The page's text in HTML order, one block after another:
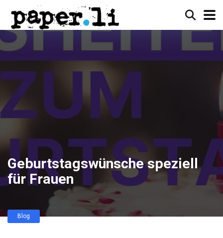
Geburtstagswünsche speziell
für Frauen
Blog